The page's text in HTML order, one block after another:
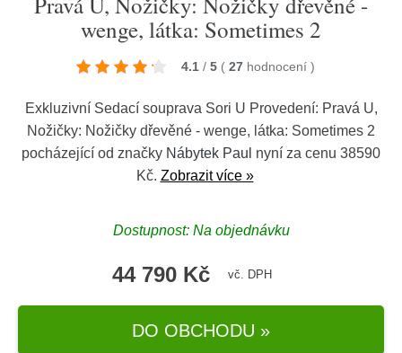
wenge, látka: Sometimes 2
4.1 / 5 ( 27 hodnocení )
Exkluzivní Sedací souprava Sori U Provedení: Pravá U,
Nožičky: Nožičky dřevěné - wenge, látka: Sometimes 2
pocházející od značky Nábytek Paul nyní za cenu 38590
Kč. Zobrazit více »
Dostupnost: Na objednávku
44 790 Kč vč. DPH
DO OBCHODU »